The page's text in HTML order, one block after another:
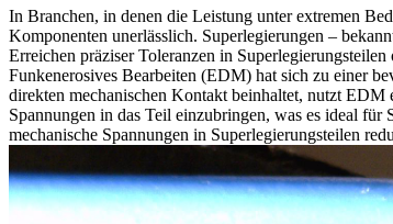
In Branchen, in denen die Leistung unter extremen
Komponenten unerlässlich. Superlegierungen –
Erreichen präziser Toleranzen in
Funkenerosives Bearbeiten (EDM) hat sich zu einer
direkten mechanischen Kontakt beinhaltet, nutzt
Spannungen in das Teil einzubringen, was es ideal
mechanische Spannungen in Superlegierungsteilen